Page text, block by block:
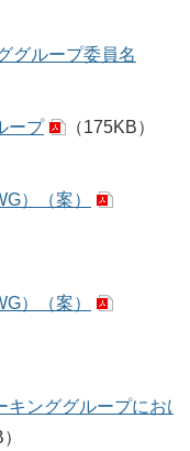
グループ委員名
ープ （175KB）
）（案）
）（案）
ンググループにおけ